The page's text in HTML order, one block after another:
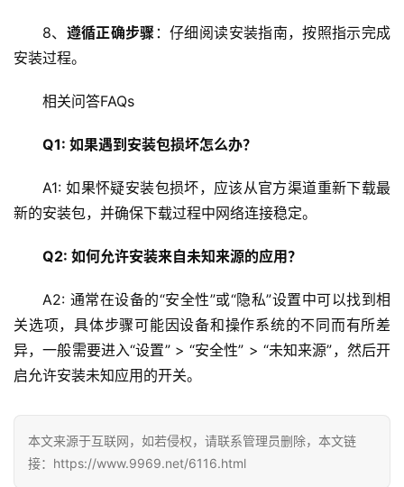
8、 遵循正确步骤 ：仔细阅读安装指南，按照指示完成
安装过程。
相关问答FAQs
Q1: 如果遇到安装包损坏怎么办？
A1: 如果怀疑安装包损坏，应该从官方渠道重新下载最
新的安装包，并确保下载过程中网络连接稳定。
Q2: 如何允许安装来自未知来源的应用？
A2: 通常在设备的“安全性”或“隐私”设置中可以找到相
关选项，具体步骤可能因设备和操作系统的不同而有所差
异，一般需要进入“设置” > “安全性” > “未知来源”，然后开
启允许安装未知应用的开关。
本文来源于互联网，如若侵权，请联系管理员删除，本文链
接：https://www.9969.net/6116.html